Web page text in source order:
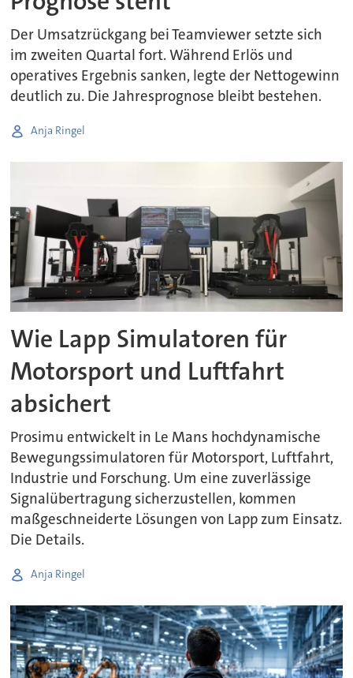
Der Umsatzrückgang bei Teamviewer setzte sich
im zweiten Quartal fort. Während Erlös und
operatives Ergebnis sanken, legte der Nettogewinn
deutlich zu. Die Jahresprognose bleibt bestehen.
Anja Ringel
Wie Lapp Simulatoren für
Motorsport und Luftfahrt
absichert
Prosimu entwickelt in Le Mans hochdynamische
Bewegungssimulatoren für Motorsport, Luftfahrt,
Industrie und Forschung. Um eine zuverlässige
Signalübertragung sicherzustellen, kommen
maßgeschneiderte Lösungen von Lapp zum Einsatz.
Die Details.
Anja Ringel